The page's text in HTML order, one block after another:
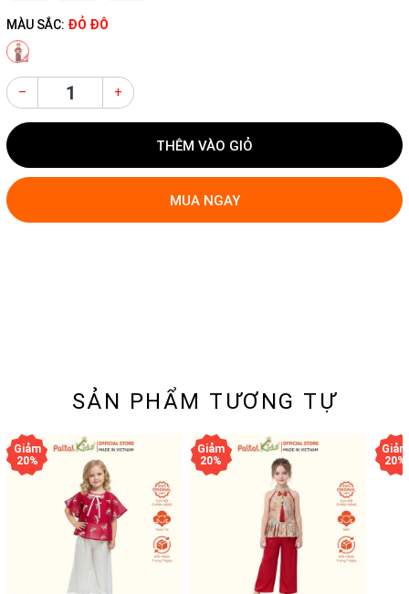
MÀU SẮC: ĐỎ ĐÔ
– +
THÊM VÀO GIỎ
MUA NGAY
SẢN PHẨM TƯƠNG TỰ